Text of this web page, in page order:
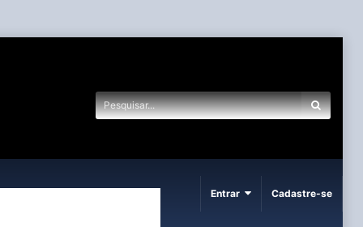
Entrar Cadastre-se